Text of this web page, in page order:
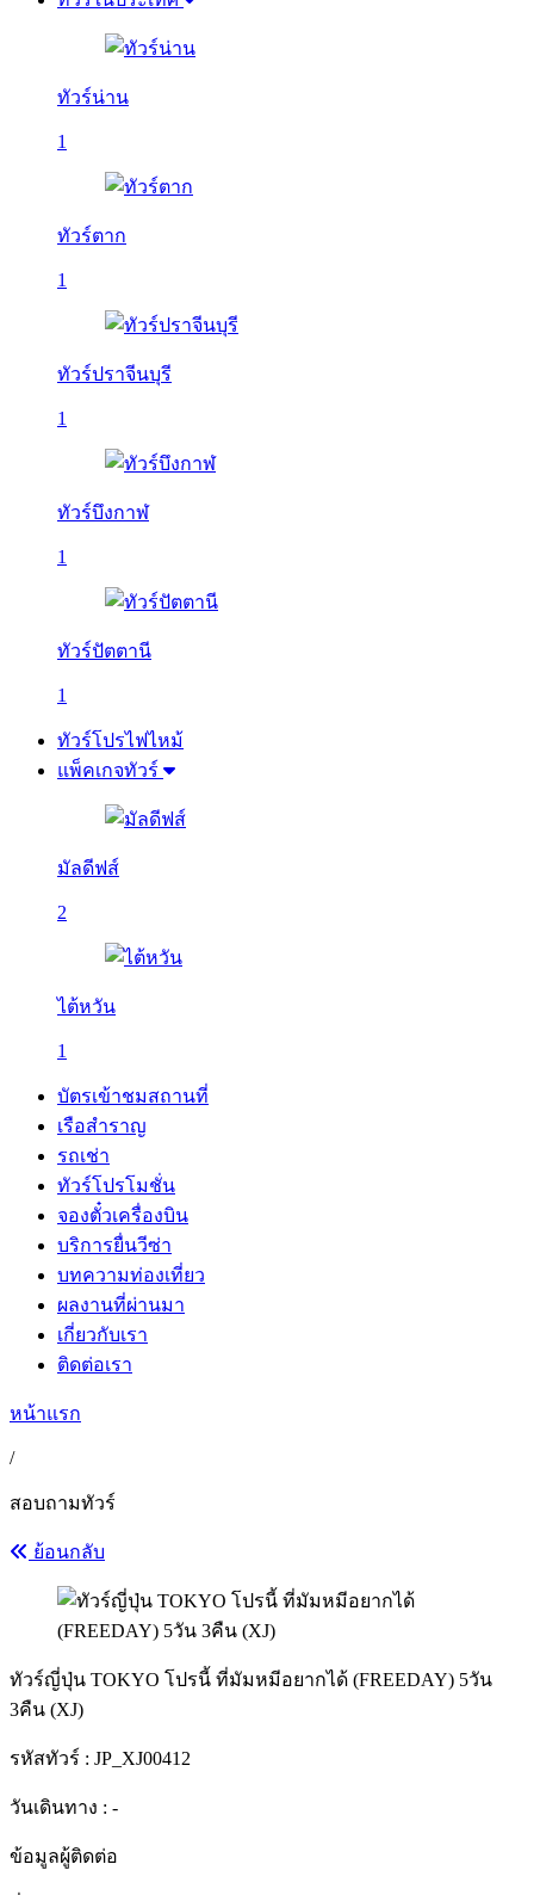
ทัวร์น่าน
1
ทัวร์ตาก
1
ทัวร์ปราจีนบุรี
1
ทัวร์บึงกาฬ
1
ทัวร์ปัตตานี
1
ทัวร์โปรไฟไหม้
แพ็คเกจทัวร์
มัลดีฟส์
2
ไต้หวัน
1
บัตรเข้าชมสถานที่
เรือสำราญ
รถเช่า
ทัวร์โปรโมชั่น
จองตั๋วเครื่องบิน
บริการยื่นวีซ่า
บทความท่องเที่ยว
ผลงานที่ผ่านมา
เกี่ยวกับเรา
ติดต่อเรา
หน้าแรก
/
สอบถามทัวร์
ย้อนกลับ
ทัวร์ญี่ปุ่น TOKYO โปรนี้ ที่มัมหมีอยากได้ (FREEDAY) 5วัน
3คืน (XJ)
รหัสทัวร์ : JP_XJ00412
วันเดินทาง : -
ข้อมูลผู้ติดต่อ